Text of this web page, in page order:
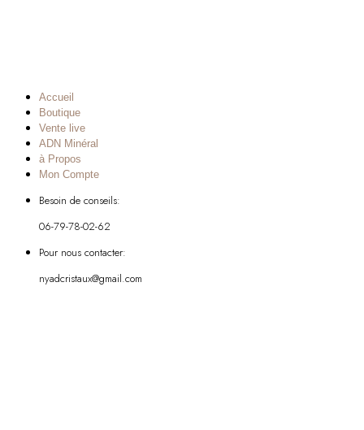
Accueil
Boutique
Vente live
ADN Minéral
à Propos
Mon Compte
Besoin de conseils:
06-79-78-02-62
Pour nous contacter:
nyadcristaux@gmail.com